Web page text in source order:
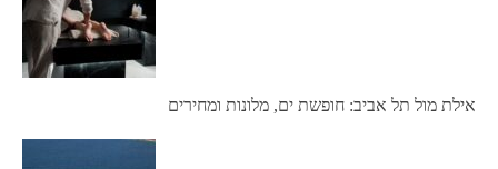
אילת מול תל אביב: חופשת ים, מלונות ומחירים